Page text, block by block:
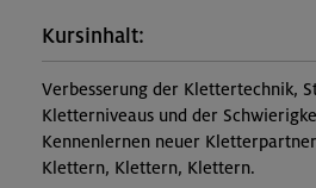
Kursinhalt:
Verbesserung der Klettertechnik,
Kletterniveaus und der
Kennenlernen neuer
Klettern, Klettern, Klettern.